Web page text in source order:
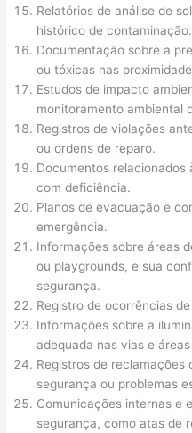
Relatórios de análise de
histórico de contaminação.
Documentação sobre a
ou tóxicas nas
Estudos de impacto
monitoramento ambiental
Registros de violações
ou ordens de reparo.
Documentos relacionados
com deficiência.
Planos de evacuação e
emergência.
Informações sobre áreas
ou playgrounds, e sua
segurança.
Registro de ocorrências
Informações sobre a
adequada nas vias e
Registros de reclamações
segurança ou problemas
Comunicações internas e
segurança, como atas de